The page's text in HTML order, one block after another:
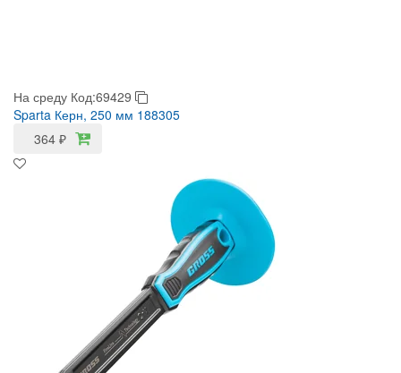
На среду Код:69429
Sparta Керн, 250 мм 188305
364 ₽